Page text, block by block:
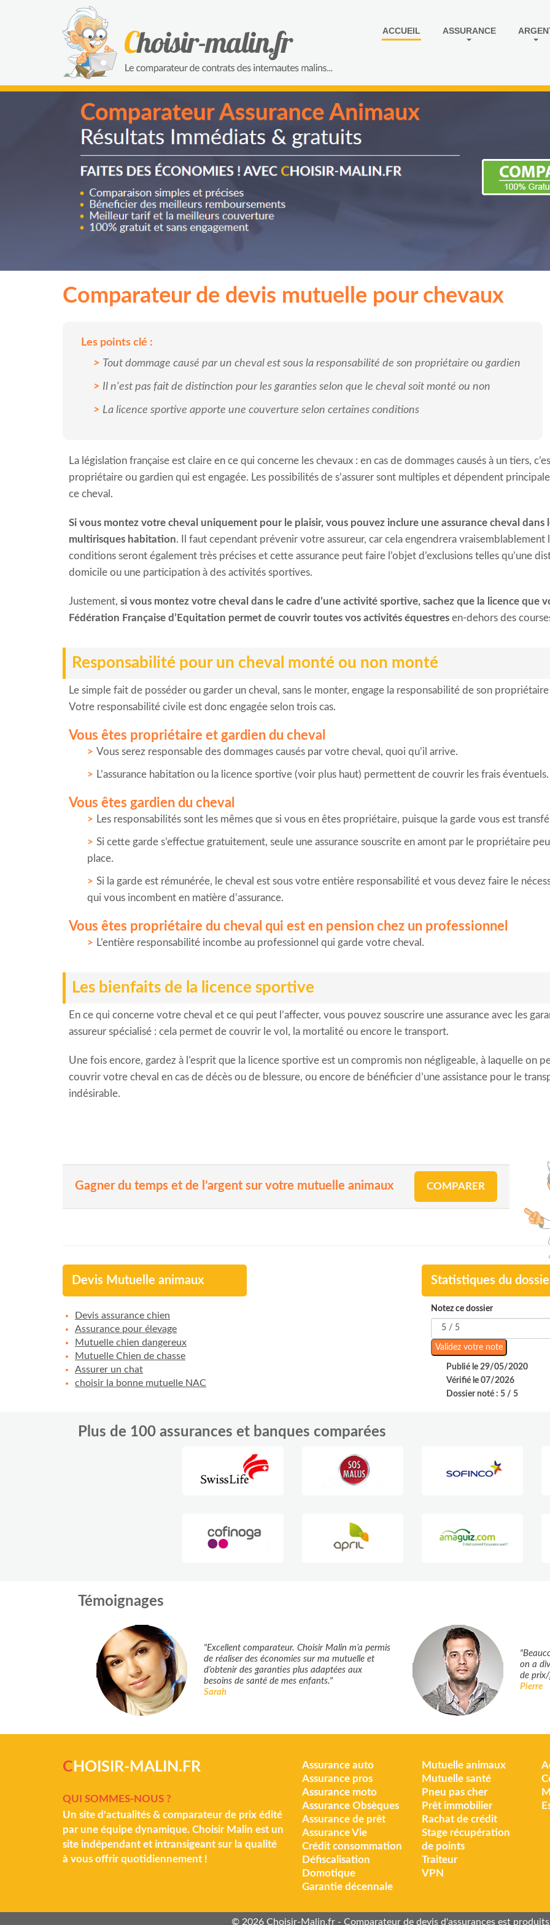
ACCUEIL ASSURANCE
Comparateur de devis mutuelle pour chevaux
Les points clé :
Tout dommage causé par un cheval est sous la responsabilité de son propriétaire ou gardien
Il n'est pas fait de distinction pour les garanties selon que le cheval soit monté ou non
La licence sportive apporte une couverture selon certaines conditions
La législation française est claire en ce qui concerne les chevaux : en cas de dommages causés à un tiers,
propriétaire ou gardien qui est engagée. Les possibilités de s’assurer sont multiples et dépendent
ce cheval.
Si vous montez votre cheval uniquement pour le plaisir, vous pouvez inclure une assurance cheval
multirisques habitation. Il faut cependant prévenir votre assureur, car cela engendrera vraisemblablement
conditions seront également très précises et cette assurance peut faire l’objet d’exclusions telles qu’une
domicile ou une participation à des activités sportives.
Justement, si vous montez votre cheval dans le cadre d’une activité sportive, sachez que la licence que
Fédération Française d’Equitation permet de couvrir toutes vos activités équestres en-dehors des
Responsabilité pour un cheval monté ou non monté
Le simple fait de posséder ou garder un cheval, sans le monter, engage la responsabilité de son
Votre responsabilité civile est donc engagée selon trois cas.
Vous êtes propriétaire et gardien du cheval
Vous serez responsable des dommages causés par votre cheval, quoi qu’il arrive.
L’assurance habitation ou la licence sportive (voir plus haut) permettent de couvrir les frais éventuels.
Vous êtes gardien du cheval
Les responsabilités sont les mêmes que si vous en êtes propriétaire, puisque la garde vous est
Si cette garde s’effectue gratuitement, seule une assurance souscrite en amont par le propriétaire
place.
Si la garde est rémunérée, le cheval est sous votre entière responsabilité et vous devez faire le
qui vous incombent en matière d’assurance.
Vous êtes propriétaire du cheval qui est en pension chez un professionnel
L’entière responsabilité incombe au professionnel qui garde votre cheval.
Les bienfaits de la licence sportive
En ce qui concerne votre cheval et ce qui peut l’affecter, vous pouvez souscrire une assurance avec les
assureur spécialisé : cela permet de couvrir le vol, la mortalité ou encore le transport.
Une fois encore, gardez à l’esprit que la licence sportive est un compromis non négligeable, à laquelle on
couvrir votre cheval en cas de décès ou de blessure, ou encore de bénéficier d’une assistance pour le
indésirable.
Gagner du temps et de l’argent sur votre mutuelle animaux COMPARER
Devis Mutuelle animaux
Devis assurance chien
Assurance pour élevage
Mutuelle chien dangereux
Mutuelle Chien de chasse
Assurer un chat
choisir la bonne mutuelle NAC
Statistiques du
Notez ce dossier
Publié le 29/05/2020
Vérifié le 07/2026
Dossier noté : 5 / 5
Plus de 100 assurances et banques comparées
Témoignages
"Excellent comparateur. Choisir Malin m’a permis
de réaliser des économies sur ma mutuelle et
d’obtenir des garanties plus adaptées aux
besoins de santé de mes enfants."
Sarah
on a
de prix/
Pierre
C HOISIR-MALIN.FR
QUI SOMMES-NOUS ?
Un site d'actualités & comparateur de prix édité
par une équipe dynamique. Choisir Malin est un
site indépendant et intransigeant sur la qualité
à vous offrir quotidiennement !
Assurance auto
Assurance pros
Assurance moto
Assurance Obsèques
Assurance de prêt
Assurance Vie
Crédit consommation
Défiscalisation
Domotique
Garantie décennale
Mutuelle animaux
Mutuelle santé
Pneu pas cher
Prêt immobilier
Rachat de crédit
Stage récupération
de points
Traiteur
VPN
© 2026 Choisir-Malin.fr - Comparateur de devis d'assurances est